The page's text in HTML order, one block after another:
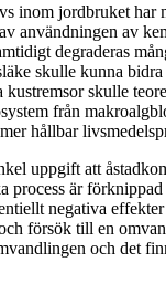
inom jordbruket har
användningen av
degraderas
skulle kunna
skulle
från
hållbar
uppgift att
process är
negativa effekter
försök till en
och det